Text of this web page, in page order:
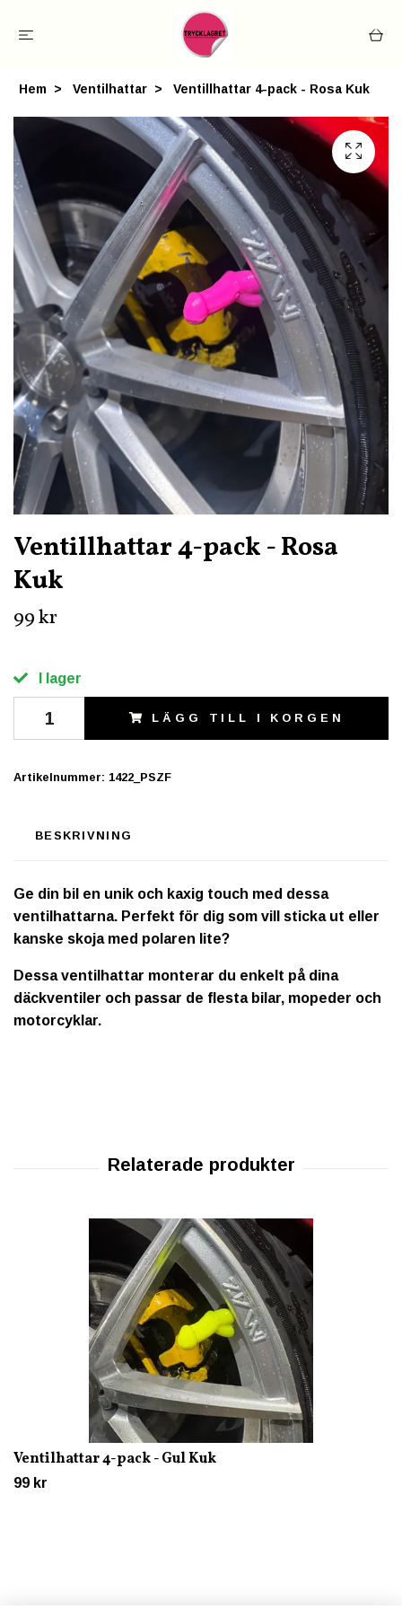
Hem Ventilhattar Ventillhattar 4-pack - Rosa Kuk
Ventillhattar 4-pack - Rosa
Kuk
99 kr
I lager
LÄGG TILL I KORGEN
Artikelnummer: 1422_PSZF
BESKRIVNING
Ge din bil en unik och kaxig touch med dessa
ventilhattarna. Perfekt för dig som vill sticka ut eller
kanske skoja med polaren lite?
Dessa ventilhattar monterar du enkelt på dina
däckventiler och passar de flesta bilar, mopeder och
motorcyklar.
Ventilhattar 4-pack - Gul Kuk
99 kr